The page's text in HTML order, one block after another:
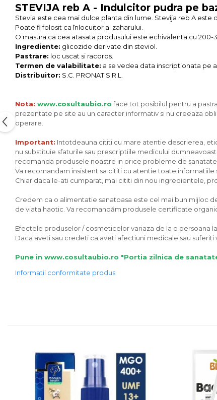
Pudre si prafuri
Supe
Conserve, Pateuri, creme
tartinabile
Masline
Leguminoase si seminte
Fermenti si gelifianti
Sare si inlocuitori
Produse care inlocuiesc carnea
Unt, alternativa unt
Paine bio
Paste
Terci bio
Dulciuri
Ciocolata
Dulceturi, gemuri, compoturi
Creme
Bomboane, Caramele si Jeleuri
Biscuiti si napolitane
Mixuri, condimente si mirodenii
Condimente
STEVIJA reb A - Indulcitor pudra pe
Stevia este cea mai dulce planta din lume. Stevija reb A este
Poate fi folosit ca înlocuitor al zaharului.
O masura ca cea atasata produsului este echivalenta cu 200-
Ingrediente: glicozide derivate din steviol.
Pastrare: loc uscat si racoros.
Termen de valabilitate: a se vedea data inscriptionata pe
Distribuitor: S.C. PRONAT S.R.L.
Nota: www.cosultaubio.roface tot posibilul pentru a
prezentate pe site au un caracter informativ si nu creeaza
operare.
Important: Intotdeauna cititi cu mare atentie descrierea,
nu substituie sfaturile sau prescriptiile medicului
recomanda produsele noastre in orice probleme de
Va recomandam insistent sa cititi cu atentie toate
Chiar daca le-ati cumparat, mai cititi din nou ingredientele,
Credem ca o alimentatie sanatoasa este cel mai bun mijloc
de viata haotic. Va recomandăm produsele certificate
Efectele produselor / cosmeticelor variaza de la o persoana
Daca aveti sau credeti ca aveti afectiuni medicale sau
Pune in www.cosultaubio.ro "Portia zilnica de
Informatii conformitate produs